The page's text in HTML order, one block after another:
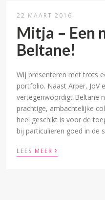
22 MAART 2016
Mitja – Een
Beltane!
Wij presenteren met trots
portfolio. Naast Arper, JoV
vertegenwoordigt Beltane
prachtige, ambachtelijke
heel geschikt is voor de
bij particulieren goed in de
LEES MEER ›